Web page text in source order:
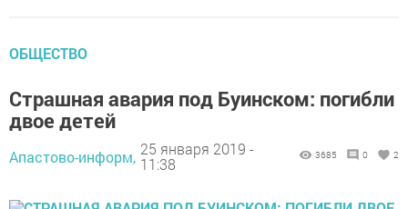
ОБЩЕСТВО
Страшная авария под Буинском: погибли
двое детей
Апастово-информ, 25 января 2019 -
11:38
3685 0 2